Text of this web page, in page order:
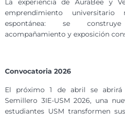
La experiencia de AuraBee y
emprendimiento
espontánea: se
acompañamiento y exposición
Convocatoria 2026
El próximo 1 de abril se
Semillero 3IE-USM 2026, una
estudiantes USM transformen